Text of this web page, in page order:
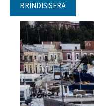
BRINDISISERA